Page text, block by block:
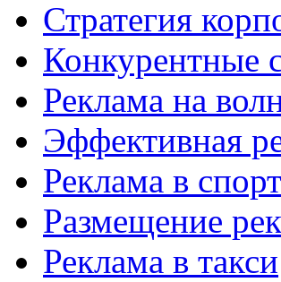
Стратегия
Конкурентные
Реклама на
Эффективная
Реклама в
Размещение
Реклама в такси